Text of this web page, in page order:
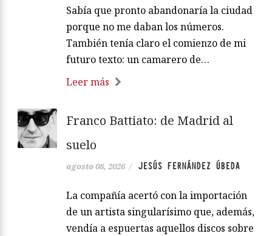
Sabía que pronto abandonaría la ciudad
porque no me daban los números.
También tenía claro el comienzo de mi
futuro texto: un camarero de…
Leer más
Franco Battiato: de Madrid al
suelo
agosto 08, 2026 / JESÚS FERNÁNDEZ ÚBEDA
La compañía acertó con la importación
de un artista singularísimo que, además,
vendía a espuertas aquellos discos sobre